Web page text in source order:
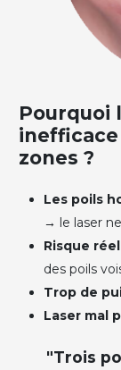
Pourquoi
zones ?
Les poils
→ le laser
Risque
des poils
Trop de
Laser mal
"Trois